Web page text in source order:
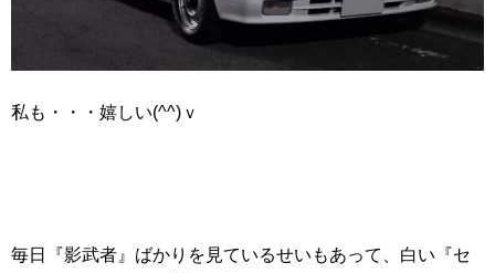
私も・・・嬉しい(^^)ｖ
毎日『影武者』ばかりを見ているせいもあって、白い『セ